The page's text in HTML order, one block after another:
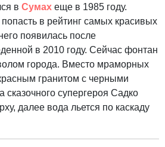
в Сумах еще в 1985 году.
в рейтинг самых красивых
появилась после
в 2010 году. Сейчас фонтан
города. Вместо мраморных
гранитом с черными
сказочного супергероя Садко
далее вода льется по каскаду